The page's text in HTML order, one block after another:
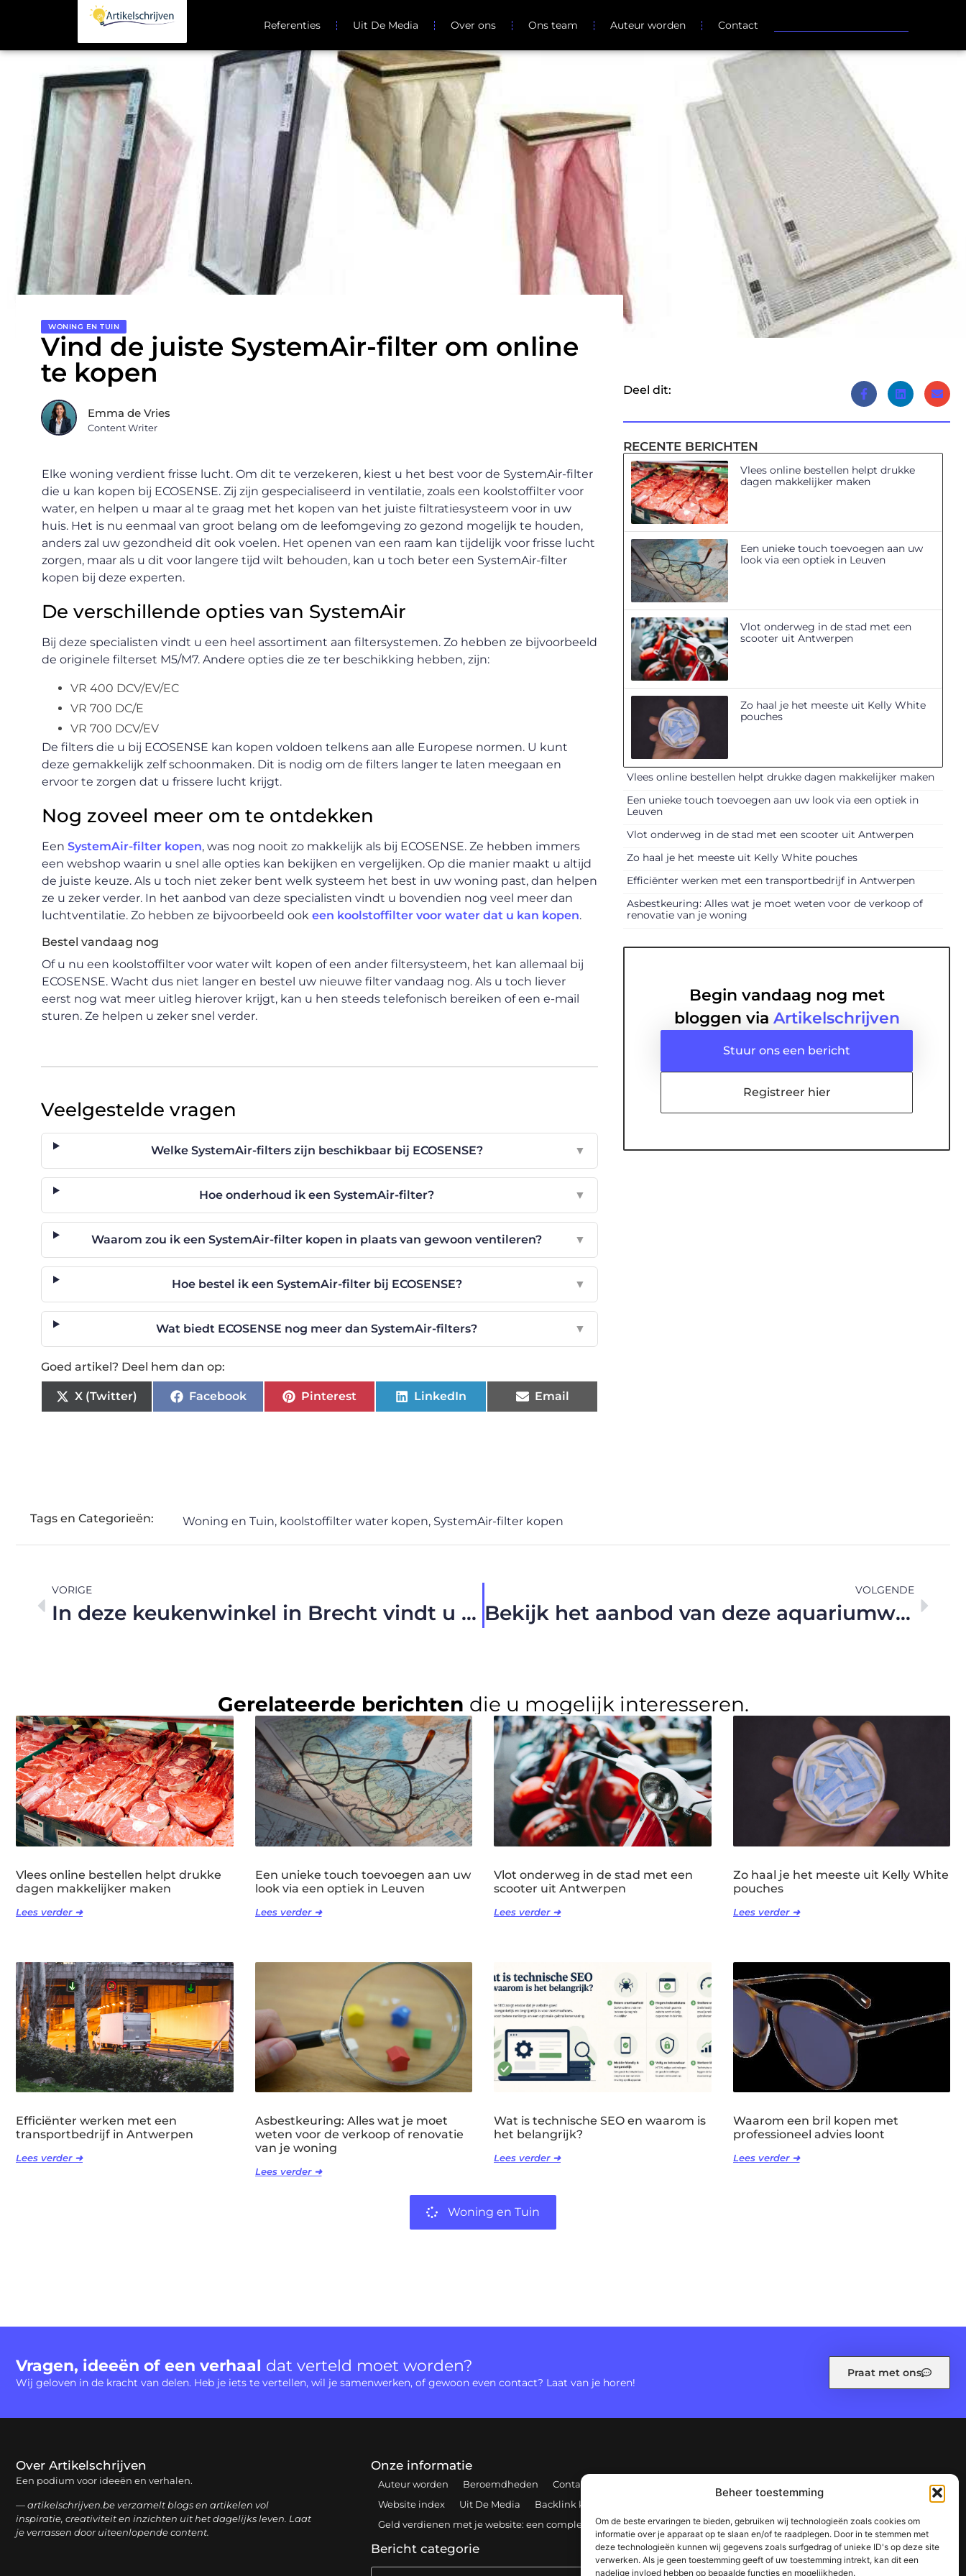
Beheer toestemming
Om de beste ervaringen te bieden, gebruiken wij technologieën zoals cookies om
informatie over je apparaat op te slaan en/of te raadplegen. Door in te stemmen met
deze technologieën kunnen wij gegevens zoals surfgedrag of unieke ID's op deze site
verwerken. Als je geen toestemming geeft of uw toestemming intrekt, kan dit een
nadelige invloed hebben op bepaalde functies en mogelijkheden.
Referenties Uit De Media Over ons Ons team Auteur worden Contact
WONING EN TUIN
Vind de juiste SystemAir-filter om online
te kopen
Emma de Vries
Content Writer
Elke woning verdient frisse lucht. Om dit te verzekeren, kiest u het best voor de SystemAir-filter
die u kan kopen bij ECOSENSE. Zij zijn gespecialiseerd in ventilatie, zoals een koolstoffilter voor
water, en helpen u maar al te graag met het kopen van het juiste filtratiesysteem voor in uw
huis. Het is nu eenmaal van groot belang om de leefomgeving zo gezond mogelijk te houden,
anders zal uw gezondheid dit ook voelen. Het openen van een raam kan tijdelijk voor frisse lucht
zorgen, maar als u dit voor langere tijd wilt behouden, kan u toch beter een SystemAir-filter
kopen bij deze experten.
De verschillende opties van SystemAir
Bij deze specialisten vindt u een heel assortiment aan filtersystemen. Zo hebben ze bijvoorbeeld
de originele filterset M5/M7. Andere opties die ze ter beschikking hebben, zijn:
VR 400 DCV/EV/EC
VR 700 DC/E
VR 700 DCV/EV
De filters die u bij ECOSENSE kan kopen voldoen telkens aan alle Europese normen. U kunt
deze gemakkelijk zelf schoonmaken. Dit is nodig om de filters langer te laten meegaan en
ervoor te zorgen dat u frissere lucht krijgt.
Nog zoveel meer om te ontdekken
Een SystemAir-filter kopen, was nog nooit zo makkelijk als bij ECOSENSE. Ze hebben immers
een webshop waarin u snel alle opties kan bekijken en vergelijken. Op die manier maakt u altijd
de juiste keuze. Als u toch niet zeker bent welk systeem het best in uw woning past, dan helpen
ze u zeker verder. In het aanbod van deze specialisten vindt u bovendien nog veel meer dan
luchtventilatie. Zo hebben ze bijvoorbeeld ook een koolstoffilter voor water dat u kan kopen.
Bestel vandaag nog
Of u nu een koolstoffilter voor water wilt kopen of een ander filtersysteem, het kan allemaal bij
ECOSENSE. Wacht dus niet langer en bestel uw nieuwe filter vandaag nog. Als u toch liever
eerst nog wat meer uitleg hierover krijgt, kan u hen steeds telefonisch bereiken of een e-mail
sturen. Ze helpen u zeker snel verder.
Veelgestelde vragen
Welke SystemAir-filters zijn beschikbaar bij ECOSENSE? ▼
Hoe onderhoud ik een SystemAir-filter? ▼
Waarom zou ik een SystemAir-filter kopen in plaats van gewoon ventileren? ▼
Hoe bestel ik een SystemAir-filter bij ECOSENSE? ▼
Wat biedt ECOSENSE nog meer dan SystemAir-filters? ▼
Goed artikel? Deel hem dan op:
X (Twitter) Facebook Pinterest LinkedIn Email
Deel dit:
RECENTE BERICHTEN
Vlees online bestellen helpt drukke
dagen makkelijker maken
Een unieke touch toevoegen aan uw
look via een optiek in Leuven
Vlot onderweg in de stad met een
scooter uit Antwerpen
Zo haal je het meeste uit Kelly White
pouches
Vlees online bestellen helpt drukke dagen makkelijker maken
Een unieke touch toevoegen aan uw look via een optiek in
Leuven
Vlot onderweg in de stad met een scooter uit Antwerpen
Zo haal je het meeste uit Kelly White pouches
Efficiënter werken met een transportbedrijf in Antwerpen
Asbestkeuring: Alles wat je moet weten voor de verkoop of
renovatie van je woning
Begin vandaag nog met
bloggen via Artikelschrijven
Stuur ons een bericht
Registreer hier
Tags en Categorieën: Woning en Tuin, koolstoffilter water kopen, SystemAir-filter kopen
VORIGE
In deze keukenwinkel in Brecht vindt u precies wat u zoekt
VOLGENDE
Bekijk het aanbod van deze aquariumwinkel in regio Antwerpen
Gerelateerde berichten die u mogelijk interesseren.
Vlees online bestellen helpt drukke
dagen makkelijker maken
Lees verder ➜
Een unieke touch toevoegen aan uw
look via een optiek in Leuven
Lees verder ➜
Vlot onderweg in de stad met een
scooter uit Antwerpen
Lees verder ➜
Zo haal je het meeste uit Kelly White
pouches
Lees verder ➜
Efficiënter werken met een
transportbedrijf in Antwerpen
Lees verder ➜
Asbestkeuring: Alles wat je moet
weten voor de verkoop of renovatie
van je woning
Lees verder ➜
Wat is technische SEO en waarom is
het belangrijk?
Lees verder ➜
Waarom een bril kopen met
professioneel advies loont
Lees verder ➜
Woning en Tuin
Vragen, ideeën of een verhaal dat verteld moet worden?
Wij geloven in de kracht van delen. Heb je iets te vertellen, wil je samenwerken, of gewoon even contact? Laat van je horen!
Praat met ons
Over Artikelschrijven
Een podium voor ideeën en verhalen.
— artikelschrijven.be verzamelt blogs en artikelen vol
inspiratie, creativiteit en inzichten uit het dagelijks leven. Laat
je verrassen door uiteenlopende content.
Onze informatie
Auteur worden Beroemdheden Contact
Website index
Uit De Media
Backlink kopen: hoe en waarom het jouw website kan laten groeien
Geld verdienen met je website: een complete gids voor succes
Bericht categorie